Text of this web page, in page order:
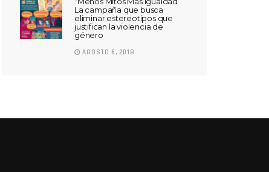
La campaña que busca
eliminar estereotipos que
justifican la violencia de
género
AGOSTO 6, 2018